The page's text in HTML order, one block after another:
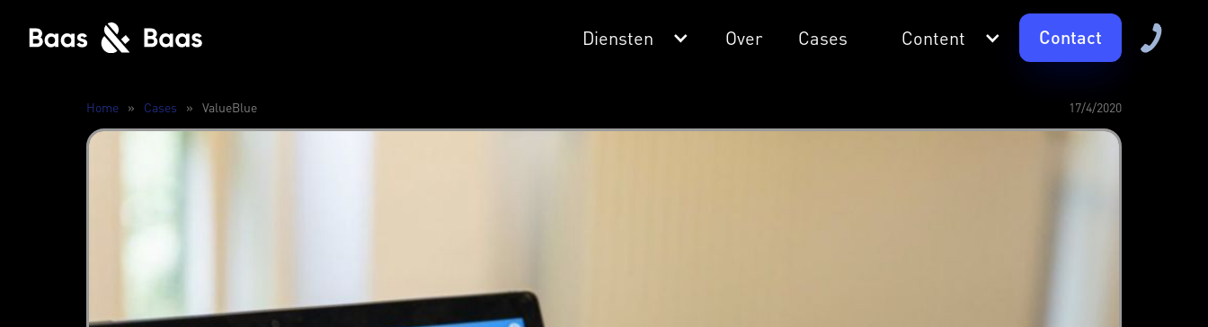
Diensten Over Cases Content Contact
Home » Cases » ValueBlue 17/4/2020